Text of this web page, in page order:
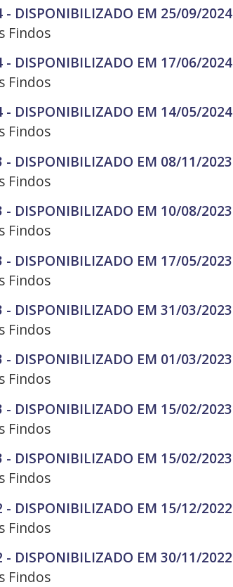
- DISPONIBILIZADO EM 25/09/2024
Findos
- DISPONIBILIZADO EM 17/06/2024
Findos
- DISPONIBILIZADO EM 14/05/2024
Findos
- DISPONIBILIZADO EM 08/11/2023
Findos
- DISPONIBILIZADO EM 10/08/2023
Findos
- DISPONIBILIZADO EM 17/05/2023
Findos
- DISPONIBILIZADO EM 31/03/2023
Findos
- DISPONIBILIZADO EM 01/03/2023
Findos
- DISPONIBILIZADO EM 15/02/2023
Findos
- DISPONIBILIZADO EM 15/02/2023
Findos
- DISPONIBILIZADO EM 15/12/2022
Findos
- DISPONIBILIZADO EM 30/11/2022
Findos